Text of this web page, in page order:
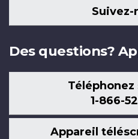
Suivez-
Des questions?
Téléphonez
1-866-
Appareil